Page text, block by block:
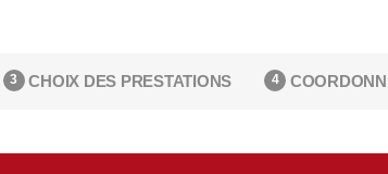
3 CHOIX DES PRESTATIONS 4